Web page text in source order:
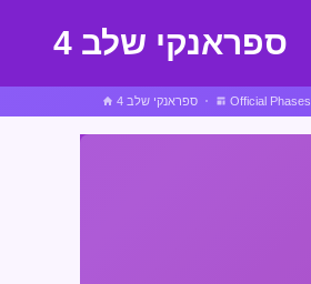
ספראנקי שלב 4
ספראנקי שלב 4 Official Phases